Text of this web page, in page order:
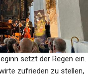
setzt der Regen ein.
zufrieden zu stellen,